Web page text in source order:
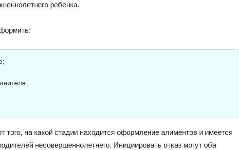
ребенка.
того, на какой стадии находится оформление алиментов и имеется
несовершеннолетнего. Инициировать отказ могут оба